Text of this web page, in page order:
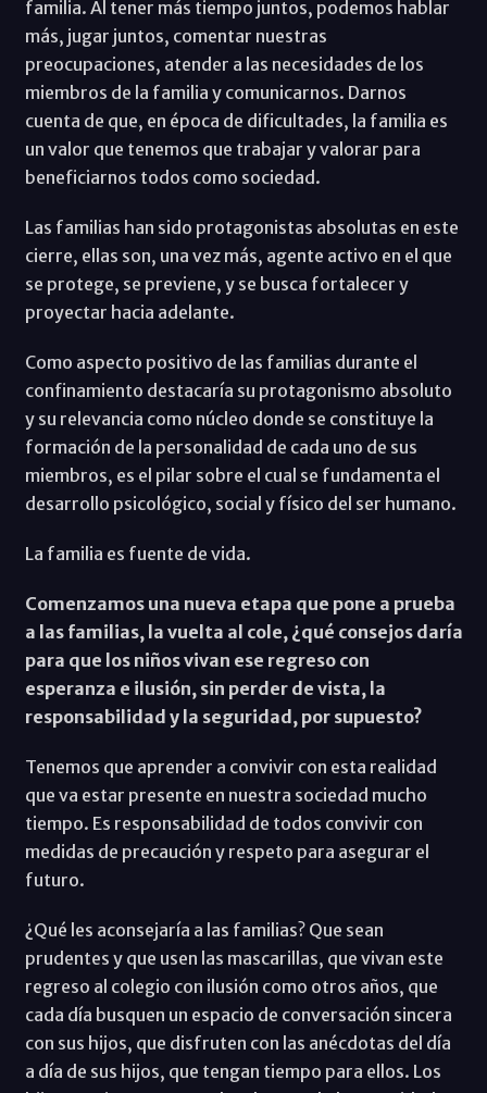
familia. Al tener más tiempo juntos, podemos hablar
más, jugar juntos, comentar nuestras
preocupaciones, atender a las necesidades de los
miembros de la familia y comunicarnos. Darnos
cuenta de que, en época de dificultades, la familia es
un valor que tenemos que trabajar y valorar para
beneficiarnos todos como sociedad.
Las familias han sido protagonistas absolutas en este
cierre, ellas son, una vez más, agente activo en el que
se protege, se previene, y se busca fortalecer y
proyectar hacia adelante.
Como aspecto positivo de las familias durante el
confinamiento destacaría su protagonismo absoluto
y su relevancia como núcleo donde se constituye la
formación de la personalidad de cada uno de sus
miembros, es el pilar sobre el cual se fundamenta el
desarrollo psicológico, social y físico del ser humano.
La familia es fuente de vida.
Comenzamos una nueva etapa que pone a prueba
a las familias, la vuelta al cole, ¿qué consejos daría
para que los niños vivan ese regreso con
esperanza e ilusión, sin perder de vista, la
responsabilidad y la seguridad, por supuesto?
Tenemos que aprender a convivir con esta realidad
que va estar presente en nuestra sociedad mucho
tiempo. Es responsabilidad de todos convivir con
medidas de precaución y respeto para asegurar el
futuro.
¿Qué les aconsejaría a las familias? Que sean
prudentes y que usen las mascarillas, que vivan este
regreso al colegio con ilusión como otros años, que
cada día busquen un espacio de conversación sincera
con sus hijos, que disfruten con las anécdotas del día
a día de sus hijos, que tengan tiempo para ellos. Los